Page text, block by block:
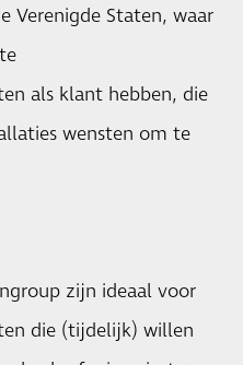
Verenigde Staten, waar
als klant hebben, die
wensten om te
zijn ideaal voor
die (tijdelijk) willen